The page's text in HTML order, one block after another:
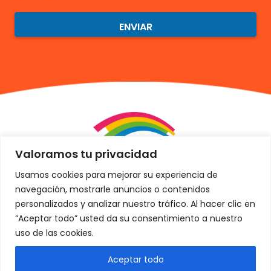
Valoramos tu privacidad
Usamos cookies para mejorar su experiencia de
navegación, mostrarle anuncios o contenidos
personalizados y analizar nuestro tráfico. Al hacer clic en
“Aceptar todo” usted da su consentimiento a nuestro
uso de las cookies.
Aceptar todo
ENVIAR
Sobre nosotros